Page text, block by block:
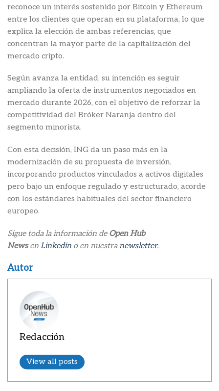
reconoce un interés sostenido por Bitcoin y Ethereum
entre los clientes que operan en su plataforma, lo que
explica la elección de ambas referencias, que
concentran la mayor parte de la capitalización del
mercado cripto.
Según avanza la entidad, su intención es seguir
ampliando la oferta de instrumentos negociados en
mercado durante 2026, con el objetivo de reforzar la
competitividad del Bróker Naranja dentro del
segmento minorista.
Con esta decisión, ING da un paso más en la
modernización de su propuesta de inversión,
incorporando productos vinculados a activos digitales
pero bajo un enfoque regulado y estructurado, acorde
con los estándares habituales del sector financiero
europeo.
Sigue toda la información de Open Hub
Newsen Linkedin o en nuestranewsletter.
Autor
Redacción
View all posts